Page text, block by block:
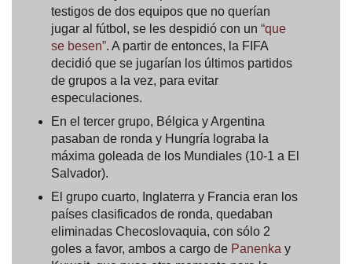
testigos de dos equipos que no querían
jugar al fútbol, se les despidió con un “que
se besen”. A partir de entonces, la FIFA
decidió que se jugarían los últimos partidos
de grupos a la vez, para evitar
especulaciones.
En el tercer grupo, Bélgica y Argentina
pasaban de ronda y Hungría lograba la
máxima goleada de los Mundiales (10-1 a El
Salvador).
El grupo cuarto, Inglaterra y Francia eran los
países clasificados de ronda, quedaban
eliminadas Checoslovaquia, con sólo 2
goles a favor, ambos a cargo de Panenka y